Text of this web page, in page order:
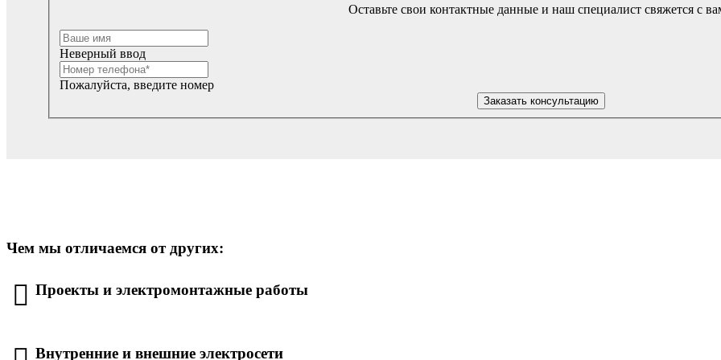
Оставьте свои контактные данные и наш специалист свяжется с
Неверный ввод
Пожалуйста, введите номер
Заказать консультацию
Чем мы отличаемся от других:
Проекты и электромонтажные работы
Внутренние и внешние электросети